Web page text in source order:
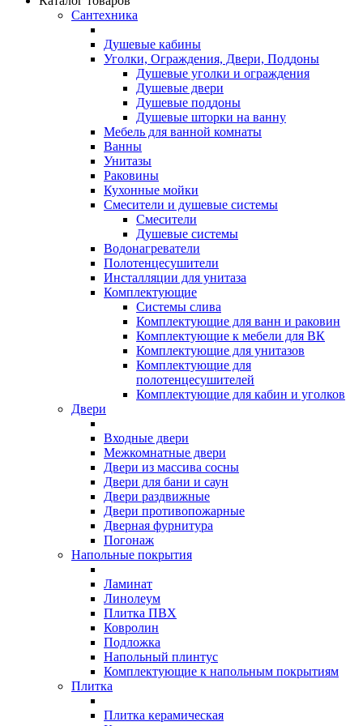
Сантехника
Душевые кабины
Уголки, Ограждения, Двери, Поддоны
Душевые уголки и ограждения
Душевые двери
Душевые поддоны
Душевые шторки на ванну
Мебель для ванной комнаты
Ванны
Унитазы
Раковины
Кухонные мойки
Смесители и душевые системы
Смесители
Душевые системы
Водонагреватели
Полотенцесушители
Инсталляции для унитаза
Комплектующие
Системы слива
Комплектующие для ванн и раковин
Комплектующие к мебели для ВК
Комплектующие для унитазов
Комплектующие для
полотенцесушителей
Комплектующие для кабин и уголков
Двери
Входные двери
Межкомнатные двери
Двери из массива сосны
Двери для бани и саун
Двери раздвижные
Двери противопожарные
Дверная фурнитура
Погонаж
Напольные покрытия
Ламинат
Линолеум
Плитка ПВХ
Ковролин
Подложка
Напольный плинтус
Комплектующие к напольным покрытиям
Плитка
Плитка керамическая